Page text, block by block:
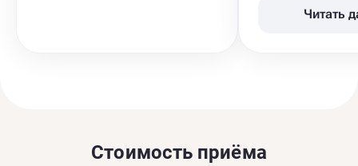
Читать
Стоимость приёма